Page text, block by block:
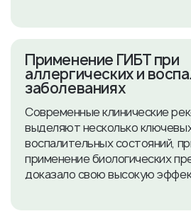
​Применение ГИБТ при
аллергических и
заболеваниях
Современные клинические
выделяют несколько
воспалительных состояний,
применение биологических
доказало свою высокую